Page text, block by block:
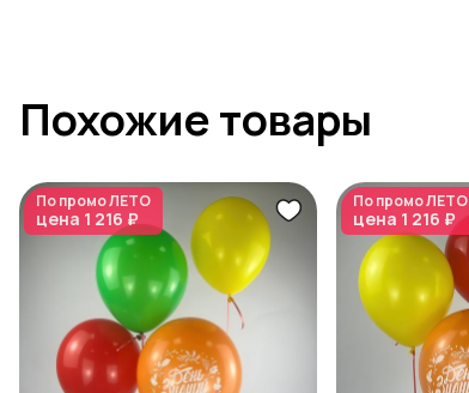
Похожие товары
По промоЛЕТО
цена 1 216 ₽
По промоЛЕТО
цена 1 216 ₽